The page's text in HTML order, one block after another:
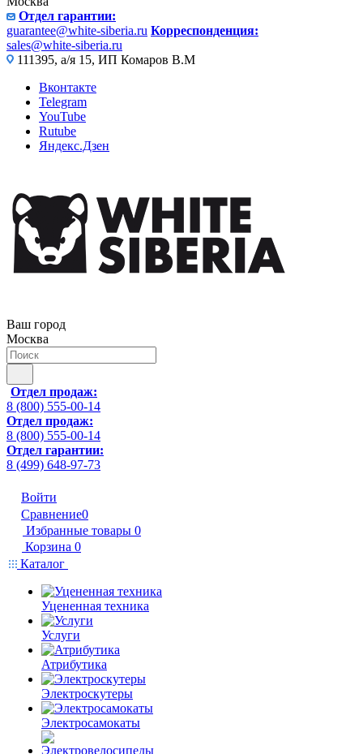
Отдел гарантии:
guarantee@white-siberia.ru Корреспонденция:
sales@white-siberia.ru
111395, а/я 15, ИП Комаров В.М
Вконтакте
Telegram
YouTube
Rutube
Яндекс.Дзен
Ваш город
Москва
Отдел продаж:
8 (800) 555-00-14
Отдел продаж:
8 (800) 555-00-14
Отдел гарантии:
8 (499) 648-97-73
Войти
Сравнение0
Избранные товары 0
Корзина 0
Каталог
Уцененная техника
Услуги
Атрибутика
Электроскутеры
Электросамокаты